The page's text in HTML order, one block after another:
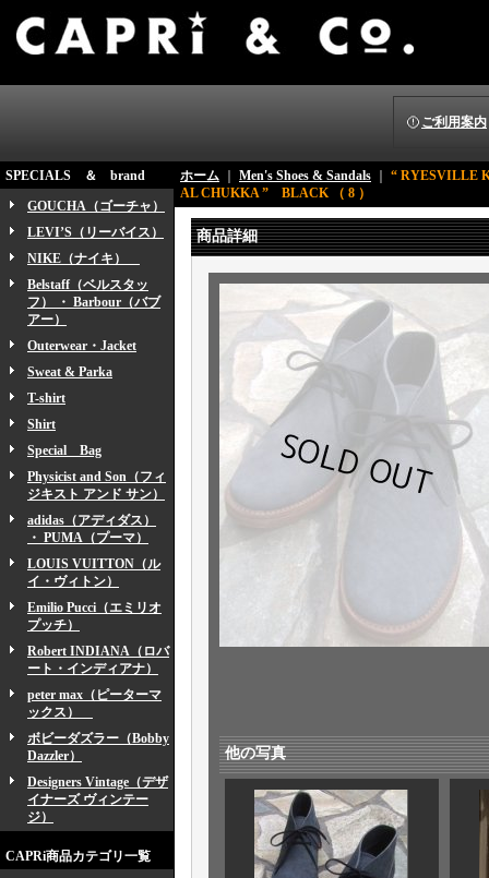
ご利用案内
SPECIALS ＆ brand
GOUCHA（ゴーチャ）
LEVI’S（リーバイス）
NIKE（ナイキ）
Belstaff（ベルスタッ
フ） ・ Barbour（バブ
アー）
Outerwear・Jacket
Sweat & Parka
T-shirt
Shirt
Special Bag
Physicist and Son（フィ
ジキスト アンド サン）
adidas（アディダス）
・ PUMA（プーマ）
LOUIS VUITTON（ル
イ・ヴィトン）
Emilio Pucci（エミリオ
プッチ）
Robert INDIANA（ロバ
ート・インディアナ）
peter max（ピーターマ
ックス）
ボビーダズラー（Bobby
Dazzler）
Designers Vintage（デザ
イナーズ ヴィンテー
ジ）
CAPRi商品カテゴリ一覧
ホーム Men's Shoes & Sandals
“ RYESVILLE
AL CHUKKA ” BLACK （ 8 ）
商品詳細
他の写真